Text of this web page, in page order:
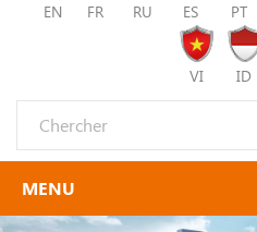
EN FR RU ES PT
VI ID